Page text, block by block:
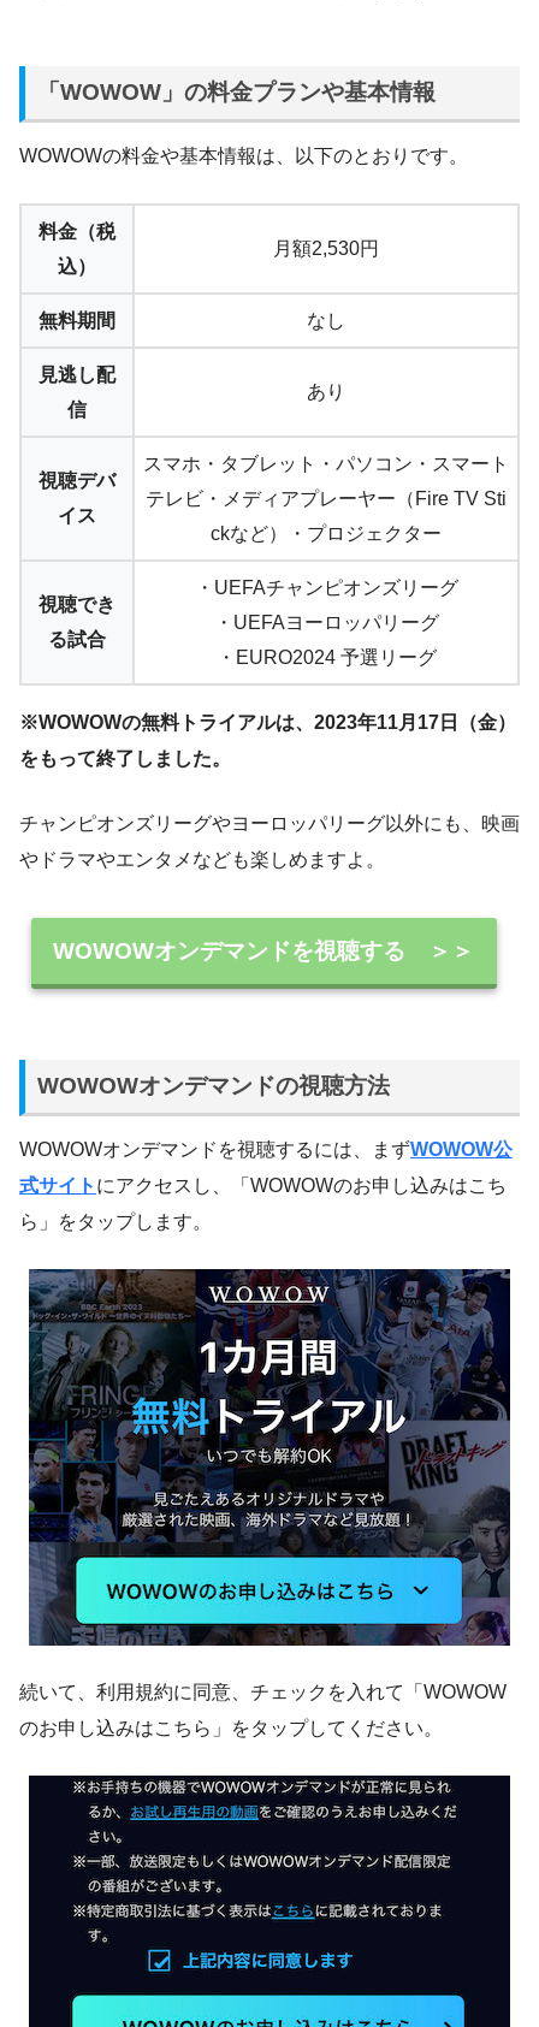
「WOWOW」の料金プランや基本情報
WOWOWの料金や基本情報は、以下のとおりです。
料金（税
込）
月額2,530円
無料期間 なし
見逃し配
信
あり
視聴デバ
イス
スマホ・タブレット・パソコン・スマート
テレビ・メディアプレーヤー（Fire TV Sti
ckなど）・プロジェクター
視聴でき
る試合
・UEFAチャンピオンズリーグ
・UEFAヨーロッパリーグ
・EURO2024 予選リーグ
※WOWOWの無料トライアルは、2023年11月17日（金）
をもって終了しました。
チャンピオンズリーグやヨーロッパリーグ以外にも、映画
やドラマやエンタメなども楽しめますよ。
WOWOWオンデマンドを視聴する ＞＞
WOWOWオンデマンドの視聴方法
WOWOWオンデマンドを視聴するには、まずWOWOW公
式サイト にアクセスし、「WOWOWのお申し込みはこち
ら」をタップします。
続いて、利用規約に同意、チェックを入れて「WOWOW
のお申し込みはこちら」をタップしてください。